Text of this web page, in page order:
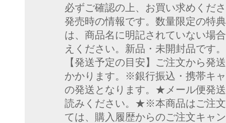
必ずご確認の上、お買い求めくだ
発売時の情報です。数量限定の特
は、商品名に明記されていない場
えください。新品・未開封品です
【発送予定の目安】ご注文から
かかります。※銀行振込・携帯キ
の発送となります。★メール便発
読みください。★※本商品はご注
ては、購入履歴からのご注文キャ